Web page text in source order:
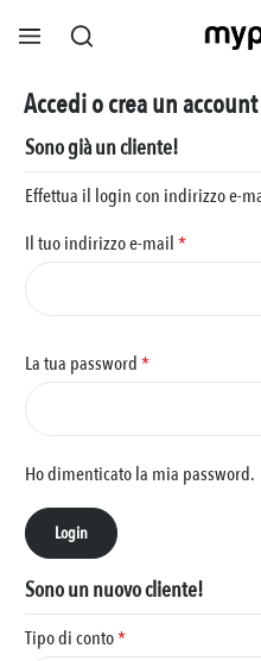
principale
Accedi o crea un account
Sono già un cliente!
Effettua il login con indirizzo e-
Il tuo indirizzo e-mail*
La tua password*
Ho dimenticato la mia password.
Login
Sono un nuovo cliente!
Informazioni personali
Tipo di conto*